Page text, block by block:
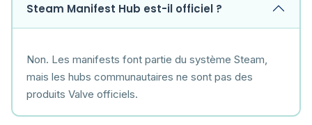
Steam Manifest Hub est-il officiel ?
Non. Les manifests font partie du système Steam,
mais les hubs communautaires ne sont pas des
produits Valve officiels.